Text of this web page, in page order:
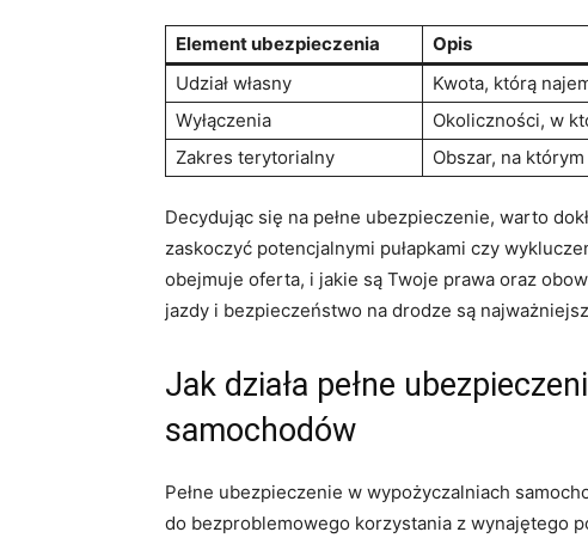
Element ubezpieczenia
Opis
Udział własny
Kwota, którą
Wyłączenia
Okoliczności, w
Zakres terytorialny
Obszar, na
Decydując ⁣się na pełne ubezpieczenie, warto
zaskoczyć potencjalnymi pułapkami czy
obejmuje oferta, i jakie są Twoje prawa oraz
jazdy i bezpieczeństwo na drodze są
Jak działa pełne
samochodów
Pełne ubezpieczenie⁢ w wypożyczalniach
do ​bezproblemowego korzystania z wynajętego